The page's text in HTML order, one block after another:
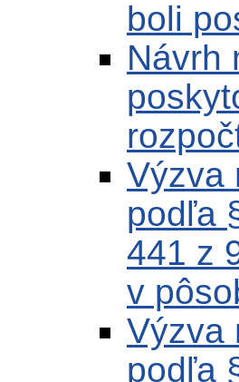
boli
Návrh
Výzva
podľa
441 z
v
Výzva
podľa